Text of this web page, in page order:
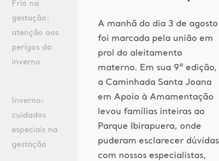
Frio na
gestação:
atenção aos
perigos do
inverno
Inverno:
cuidados
especiais na
gestação
A manhã do dia 3 de agosto
foi marcada pela união em
prol do aleitamento
materno. Em sua 9ª edição,
a Caminhada Santa Joana
em Apoio à Amamentação
levou famílias inteiras ao
Parque Ibirapuera, onde
puderam esclarecer dúvidas
com nossos especialistas,